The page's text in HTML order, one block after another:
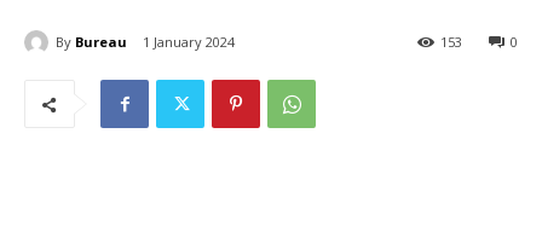
By Bureau 1 January 2024 0
153